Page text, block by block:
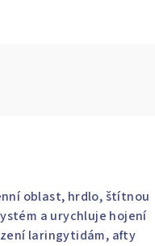
oblast, hrdlo, štítnou
a urychluje hojení
laringytidám, afty